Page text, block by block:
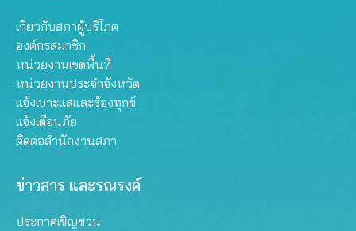
เกี่ยวกับสภาผู้บริโภค
องค์กรสมาชิก
หน่วยงานเขตพื้นที่
หน่วยงานประจำจังหวัด
แจ้งเบาะแสและร้องทุกข์
แจ้งเตือนภัย
ติดต่อสำนักงานสภา
ข่าวสาร และรณรงค์
ประกาศเชิญชวน